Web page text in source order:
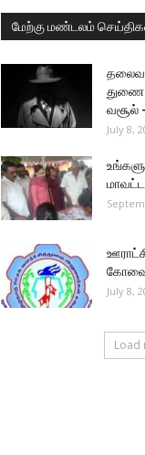
மேற்கு மண்டலம்
துணை
வசூல்
July 8,
மாவட்ட
கோவை
July 8,
Load